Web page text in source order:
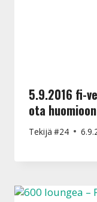
5.9.2016 fi-
ota huomioon
Tekijä #24